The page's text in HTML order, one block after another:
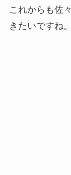
これからも佐
きたいですね。